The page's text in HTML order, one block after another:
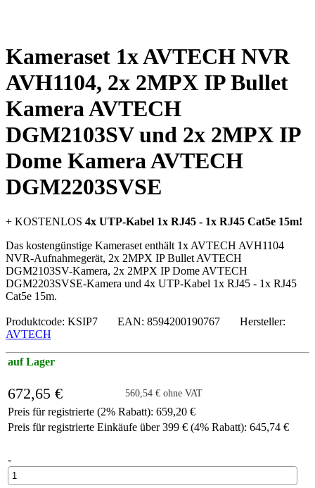
Kameraset 1x AVTECH NVR
AVH1104, 2x 2MPX IP Bullet
Kamera AVTECH
DGM2103SV und 2x 2MPX IP
Dome Kamera AVTECH
DGM2203SVSE
+ KOSTENLOS 4x UTP-Kabel 1x RJ45 - 1x RJ45 Cat5e 15m!
Das kostengünstige Kameraset enthält 1x AVTECH AVH1104
NVR-Aufnahmegerät, 2x 2MPX IP Bullet AVTECH
DGM2103SV-Kamera, 2x 2MPX IP Dome AVTECH
DGM2203SVSE-Kamera und 4x UTP-Kabel 1x RJ45 - 1x RJ45
Cat5e 15m.
Produktcode: KSIP7 EAN: 8594200190767 Hersteller:
AVTECH
auf Lager
672,65 € 560,54 € ohne VAT
Preis für registrierte (2% Rabatt): 659,20 €
Preis für registrierte Einkäufe über 399 € (4% Rabatt): 645,74 €
-